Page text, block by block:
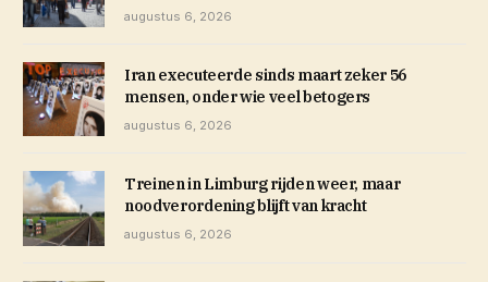
augustus 6, 2026
Iran executeerde sinds maart zeker 56
mensen, onder wie veel betogers
augustus 6, 2026
Treinen in Limburg rijden weer, maar
noodverordening blijft van kracht
augustus 6, 2026